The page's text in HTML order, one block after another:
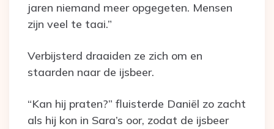
jaren niemand meer opgegeten. Mensen
zijn veel te taai.”
Verbijsterd draaiden ze zich om en
staarden naar de ijsbeer.
“Kan hij praten?” fluisterde Daniël zo zacht
als hij kon in Sara’s oor, zodat de ijsbeer